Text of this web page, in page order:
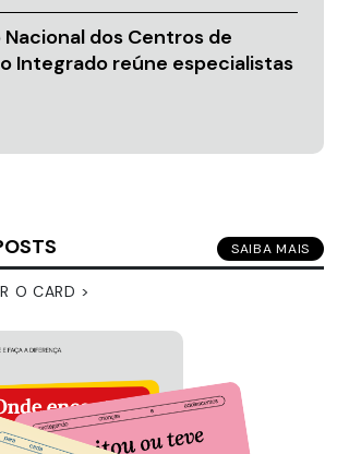
dos Centros de
Integrado reúne especialistas
SAIBA MAIS
O CARD >